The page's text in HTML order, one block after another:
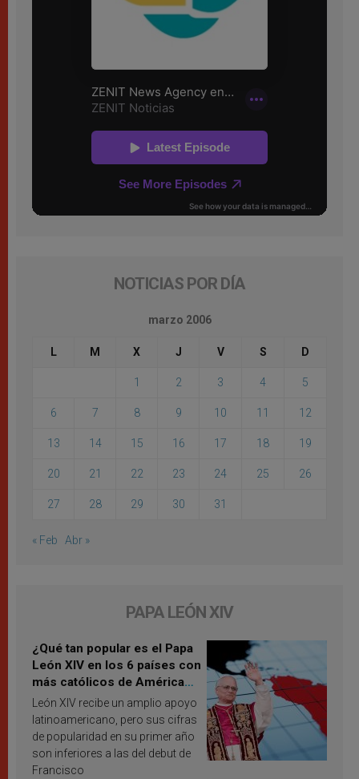
NOTICIAS POR DÍA
marzo 2006
L M X J V S D
1 2 3 4 5
6 7 8 9 10 11 12
13 14 15 16 17 18 19
20 21 22 23 24 25 26
27 28 29 30 31
« Feb Abr »
PAPA LEÓN XIV
¿Qué tan popular es el Papa
León XIV en los 6 países con
más católicos de América
Latina en 2026? Publican
resultados de investigación
León XIV recibe un amplio apoyo
latinoamericano, pero sus cifras
de popularidad en su primer año
son inferiores a las del debut de
Francisco